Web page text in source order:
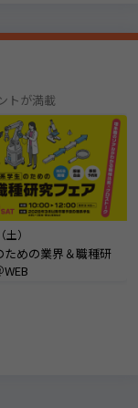
トが満載
）
ための業界＆職種研